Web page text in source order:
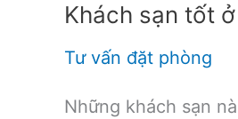
Khách sạn tốt
Tư vấn đặt phòng
Những khách sạn